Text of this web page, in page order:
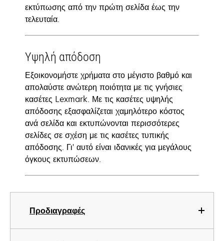
Προδιαγραφές
εκτύπωσης από την πρώτη σελίδα έως την
τελευταία.
Υψηλή απόδοση
Εξοικονομήστε χρήματα στο μέγιστο βαθμό και
απολαύστε ανώτερη ποιότητα με τις γνήσιες
κασέτες Lexmark. Με τις κασέτες υψηλής
απόδοσης εξασφαλίζεται χαμηλότερο κόστος
ανά σελίδα και εκτυπώνονται περισσότερες
σελίδες σε σχέση με τις κασέτες τυπικής
απόδοσης. Γι' αυτό είναι ιδανικές για μεγάλους
όγκους εκτυπώσεων.